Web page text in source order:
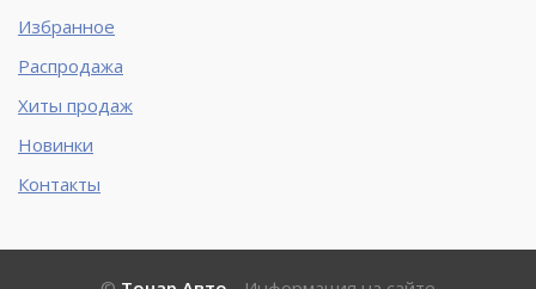
Избранное
Распродажа
Хиты продаж
Новинки
Контакты